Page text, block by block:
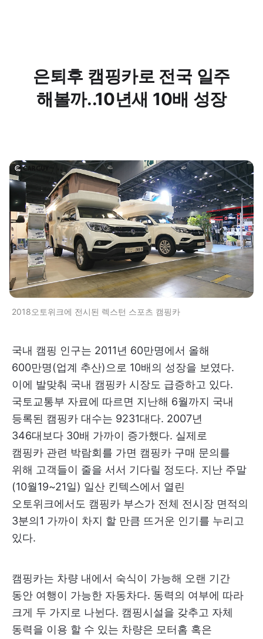
은퇴후 캠핑카로 전국 일주
해볼까..10년새 10배 성장
2018오토위크에 전시된 렉스턴 스포츠 캠핑카
국내 캠핑 인구는 2011년 60만명에서 올해
600만명(업계 추산)으로 10배의 성장을 보였다.
이에 발맞춰 국내 캠핑카 시장도 급증하고 있다.
국토교통부 자료에 따르면 지난해 6월까지 국내
등록된 캠핑카 대수는 9231대다. 2007년
346대보다 30배 가까이 증가했다. 실제로
캠핑카 관련 박람회를 가면 캠핑카 구매 문의를
위해 고객들이 줄을 서서 기다릴 정도다. 지난 주말
(10월19~21일) 일산 킨텍스에서 열린
오토위크에서도 캠핑카 부스가 전체 전시장 면적의
3분의1 가까이 차지 할 만큼 뜨거운 인기를 누리고
있다.
캠핑카는 차량 내에서 숙식이 가능해 오랜 기간
동안 여행이 가능한 자동차다. 동력의 여부에 따라
크게 두 가지로 나뉜다. 캠핑시설을 갖추고 자체
동력을 이용 할 수 있는 차량은 모터홈 혹은